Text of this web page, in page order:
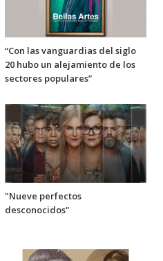
“Con las vanguardias del siglo
20 hubo un alejamiento de los
sectores populares”
"Nueve perfectos
desconocidos"